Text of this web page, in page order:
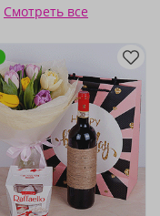
Смотреть все